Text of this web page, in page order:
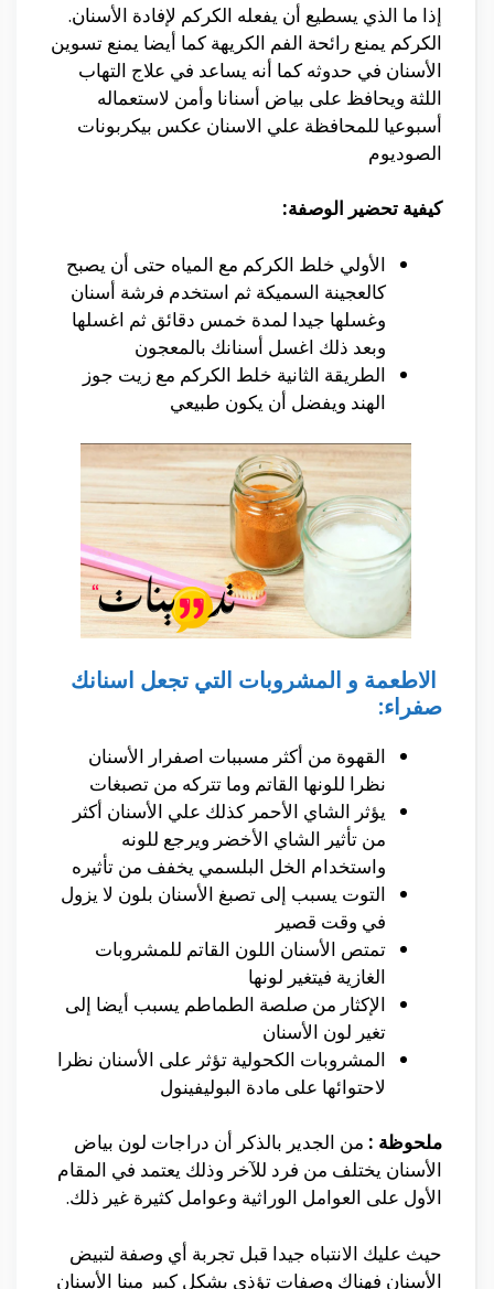
إذا ما الذي يسطيع أن يفعله الكركم لإفادة الأسنان.
الكركم يمنع رائحة الفم الكريهة كما أيضا يمنع تسوين
الأسنان في حدوثه كما أنه يساعد في علاج التهاب
اللثة ويحافظ على بياض أسنانا وأمن لاستعماله
أسبوعيا للمحافظة علي الاسنان عكس بيكربونات
الصوديوم
كيفية تحضير الوصفة:
الأولي خلط الكركم مع المياه حتى أن يصبح
كالعجينة السميكة ثم استخدم فرشة أسنان
وغسلها جيدا لمدة خمس دقائق ثم اغسلها
وبعد ذلك اغسل أسنانك بالمعجون
الطريقة الثانية خلط الكركم مع زيت جوز
الهند ويفضل أن يكون طبيعي
الاطعمة و المشروبات التي تجعل اسنانك
صفراء:
القهوة من أكثر مسببات اصفرار الأسنان
نظرا للونها القاتم وما تتركه من تصبغات
يؤثر الشاي الأحمر كذلك علي الأسنان أكثر
من تأثير الشاي الأخضر ويرجع للونه
واستخدام الخل البلسمي يخفف من تأثيره
التوت يسبب إلى تصبغ الأسنان بلون لا يزول
في وقت قصير
تمتص الأسنان اللون القاتم للمشروبات
الغازية فيتغير لونها
الإكثار من صلصة الطماطم يسبب أيضا إلى
تغير لون الأسنان
المشروبات الكحولية تؤثر على الأسنان نظرا
لاحتوائها على مادة البوليفينول
ملحوظة : من الجدير بالذكر أن دراجات لون بياض
الأسنان يختلف من فرد للآخر وذلك يعتمد في المقام
الأول على العوامل الوراثية وعوامل كثيرة غير ذلك.
حيث عليك الانتباه جيدا قبل تجربة أي وصفة لتبيض
الأسنان فهناك وصفات تؤذي بشكل كبير مينا الأسنان